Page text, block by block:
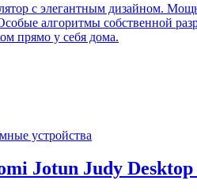
с элегантным дизайном.
алгоритмы собственной
прямо у себя дома.
устройства
Jotun Judy